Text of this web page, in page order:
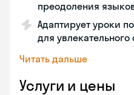
преодоления
Адаптирует уроки
для увлекательного
Читать дальше
Услуги и цены